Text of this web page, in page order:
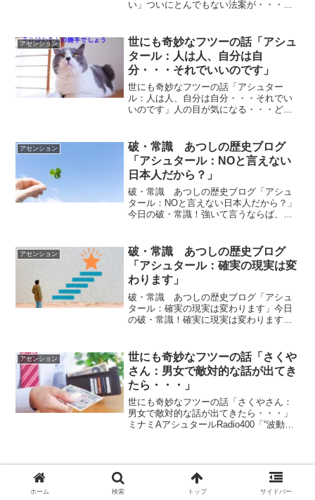
い」ついにとんでもない法案が・・・お
何でも、どんなに無茶苦茶な論理でもと
にかく超管理社会に進むために...
アセンション
世にも奇妙なフツーの話「アシュ
タール：人は人、自分は自
分・・・それでいいのです」
世にも奇妙なフツーの話「アシュター
ル：人は人、自分は自分・・・それでい
いのです」人の目が気になる・・・どう
いことをやってしまうことがあります。
人の目が気にならなくなるに...
アセンション
破・常識 あつしの歴史ブログ
「アシュタール：NOと言えない
日本人だから？」
破・常識 あつしの歴史ブログ「アシュ
タール：NOと言えない日本人だから？」
今日の破・常識！強いて言うならば、自
らのメッセージ今日のアシュタールから
のメッセージをお伝えし...
アセンション
破・常識 あつしの歴史ブログ
「アシュタール：確実の現実は変
わります」
破・常識 あつしの歴史ブログ「アシュ
タール：確実の現実は変わります」今日
の破・常識！確実に現実は変わります。
ジ今日のアシュタールからのメッセージ
をお伝えします。「確実に...
アセンション
世にも奇妙なフツーの話「さくや
さん：男女で敵対的な話が出てき
たら・・・」
世にも奇妙なフツーの話「さくやさん：
男女で敵対的な話が出てきたら・・・」
ミナミAアシュタールRadio400「“波動使
スポンサーリンク
ホーム 検索 トップ サイドバー